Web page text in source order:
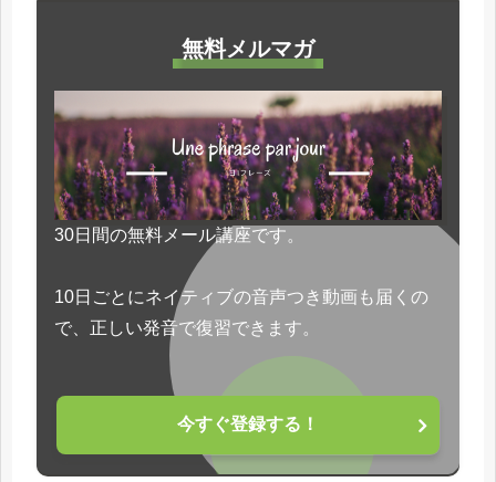
無料メルマガ
30日間の無料メール講座です。
10日ごとにネイティブの音声つき動画も届くの
で、正しい発音で復習できます。
今すぐ登録する！